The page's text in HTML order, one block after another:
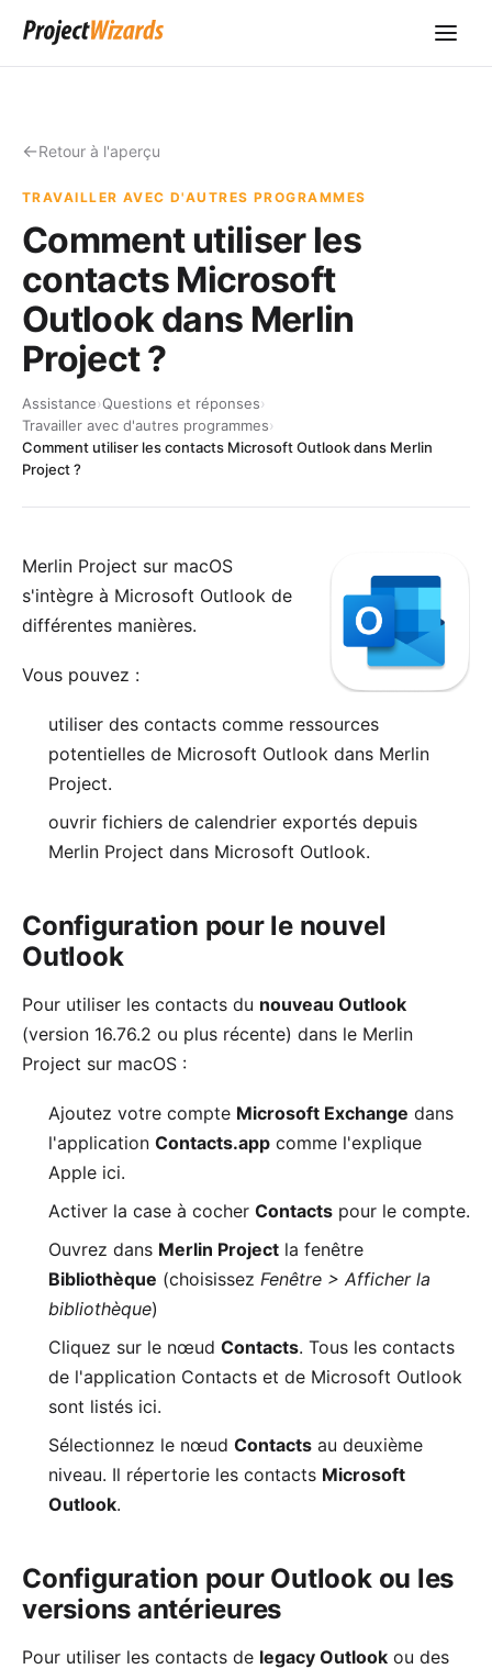
Retour à l'aperçu
TRAVAILLER AVEC D'AUTRES PROGRAMMES
Comment utiliser les
contacts Microsoft
Outlook dans Merlin
Project ?
Assistance›Questions et réponses›
Travailler avec d'autres programmes›
Comment utiliser les contacts Microsoft Outlook dans Merlin
Project ?
Merlin Project sur macOS
s'intègre à Microsoft Outlook de
différentes manières.
Vous pouvez :
utiliser des contacts comme ressources
potentielles de Microsoft Outlook dans Merlin
Project.
ouvrir fichiers de calendrier exportés depuis
Merlin Project dans Microsoft Outlook.
Configuration pour le nouvel
Outlook
Pour utiliser les contacts du nouveau Outlook
(version 16.76.2 ou plus récente) dans le Merlin
Project sur macOS :
Ajoutez votre compte Microsoft Exchange dans
l'application Contacts.app comme l'explique
Apple ici.
Activer la case à cocher Contacts pour le compte.
Ouvrez dans Merlin Project la fenêtre
Bibliothèque (choisissez Fenêtre > Afficher la
bibliothèque)
Cliquez sur le nœud Contacts. Tous les contacts
de l'application Contacts et de Microsoft Outlook
sont listés ici.
Sélectionnez le nœud Contacts au deuxième
niveau. Il répertorie les contacts Microsoft
Outlook.
Configuration pour Outlook ou les
versions antérieures
Pour utiliser les contacts de legacy Outlook ou des